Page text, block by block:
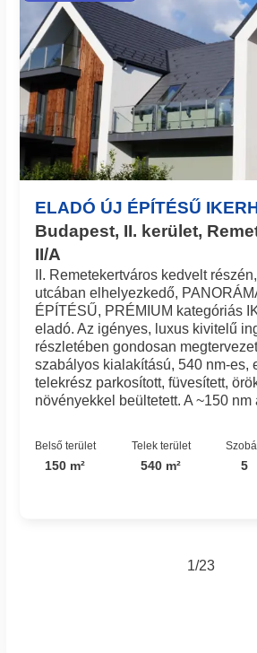
ELADÓ ÚJ ÉPÍTÉSŰ
Budapest, II. kerület,
II/A
II. Remetekertváros kedvelt
utcában elhelyezkedő,
ÉPÍTÉSŰ, PRÉMIUM kategóriás
eladó. Az igényes, luxus kivitelű
részletében gondosan
szabályos kialakítású, 540 nm-es,
telekrész parkosított, füvesített,
növényekkel beültetett. A ~150 nm
Belső terület
150 m²
Telek terület
540 m² 5
1/23